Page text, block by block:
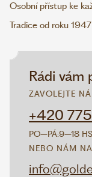
Rádi vám
ZAVOLEJTE
+420
PO–PÁ:9–18 H
NEBO NÁM
Osobní přístup ke
Tradice od roku 1947